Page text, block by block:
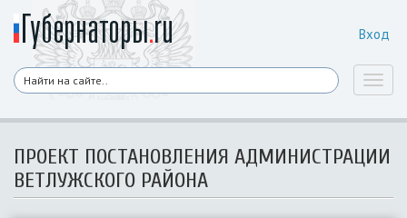
Вход
ПРОЕКТ ПОСТАНОВЛЕНИЯ АДМИНИСТРАЦИИ
ВЕТЛУЖСКОГО РАЙОНА